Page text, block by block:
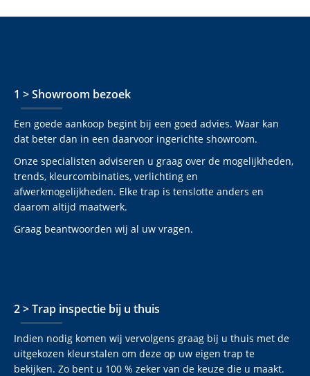
1 > Showroom bezoek
Een goede aankoop begint bij een goed advies. Waar kan
dat beter dan in een daarvoor ingerichte showroom.
Onze specialisten adviseren u graag over de mogelijkheden,
trends, kleurcombinaties, verlichting en
afwerkmogelijkheden. Elke trap is tenslotte anders en
daarom altijd maatwerk.
Graag beantwoorden wij al uw vragen.
2 > Trap inspectie bij u thuis
Indien nodig komen wij vervolgens graag bij u thuis met de
uitgekozen kleurstalen om deze op uw eigen trap te
bekijken. Zo bent u 100 % zeker van de keuze die u maakt.